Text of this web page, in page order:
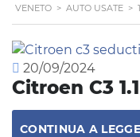
VENETO > AUTO USATE >
20/09/2024
Citroen C3
CONTINUA A